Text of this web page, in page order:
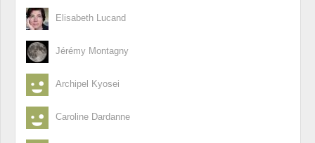
Elisabeth Lucand
Jérémy Montagny
Archipel Kyosei
Caroline Dardanne